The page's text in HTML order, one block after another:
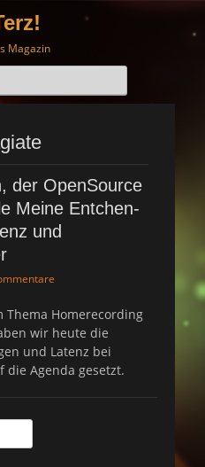
Magazin
der OpenSource
Meine Entchen-
und
Thema Homerecording
wir heute die
und Latenz bei
Agenda gesetzt.